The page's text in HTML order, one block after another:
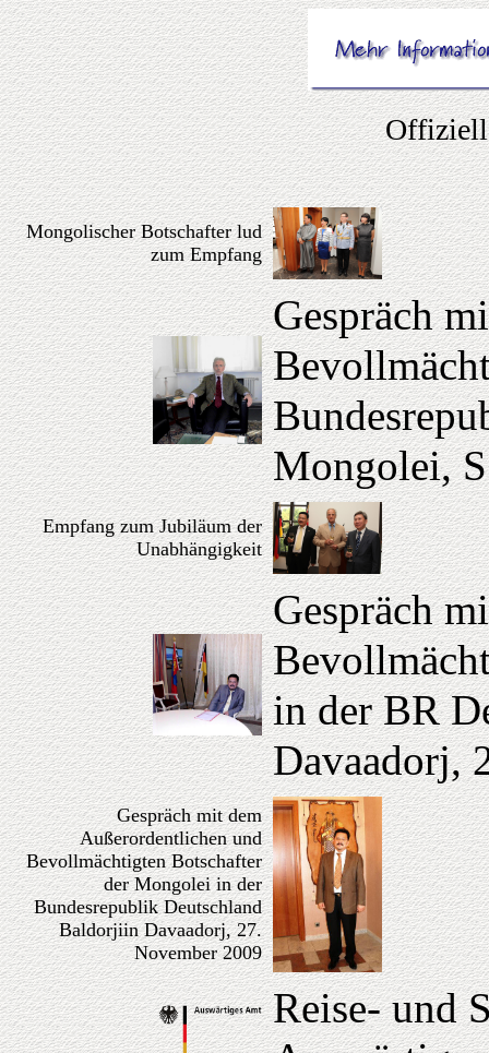
Mongolischer Botschafter lud
zum Empfang
Gespräch
Mongolei,
Empfang zum Jubiläum der
Unabhängigkeit
Gespräch
in der BR
Davaadorj,
Gespräch mit dem
Außerordentlichen und
Bevollmächtigten Botschafter
der Mongolei in der
Bundesrepublik Deutschland
Baldorjiin Davaadorj, 27.
November 2009
Reise- und